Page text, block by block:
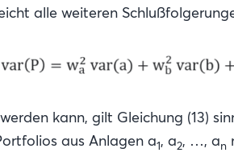
alle weiteren
kann, gilt Gleichung (13)
aus Anlagen a1, a2, …, an